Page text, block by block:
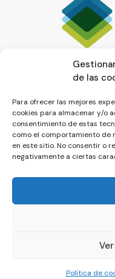
de las
Para ofrecer las mejores
cookies para almacenar y/o
consentimiento de estas
como el comportamiento de
en este sitio. No consentir o
negativamente a ciertas
Política de
© La Servilleta - El Blog
Política de cookies